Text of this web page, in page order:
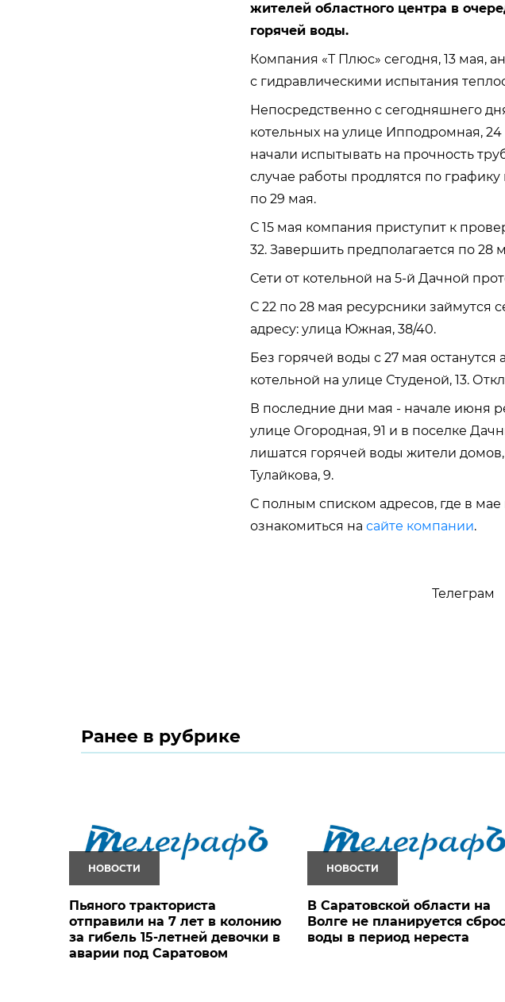
жителей областного центра в
горячей воды.
Компания «Т Плюс» сегодня, 13 мая,
с гидравлическими испытания
Непосредственно с сегодняшнего
котельных на улице Ипподромная, 24
начали испытывать на прочность
случае работы продлятся по
по 29 мая.
С 15 мая компания приступит к
32. Завершить предполагается по 28
Сети от котельной на 5-й Дачной
С 22 по 28 мая ресурсники займутся
адресу: улица Южная, 38/40.
Без горячей воды с 27 мая
котельной на улице Студеной, 13.
В последние дни мая - начале июня
улице Огородная, 91 и в поселке
лишатся горячей воды жители
Тулайкова, 9.
С полным списком адресов, где в
ознакомиться на сайте компании.
Телеграм
Ранее в рубрике
НОВОСТИ
Пьяного тракториста
отправили на 7 лет в колонию
за гибель 15-летней девочки в
аварии под Саратовом
НОВОСТИ
В Саратовской области на
Волге не планируется сброс
воды в период нереста